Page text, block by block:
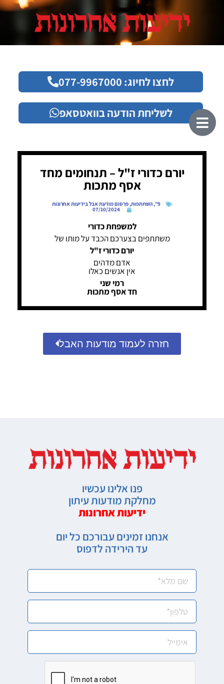
לחצו לחיוג: 077-9967000
לשליחת הודעה בוואטסאפ
יורם כדורי ז"ל – תנחומים מחד
אסף מתכות
9"
,השתתפות,פרסום מודעת אבל בידיעות אחרונות
07/10/2024
למשפחת כדורי
משתתפים בצערכם הכבד על מותו של
יורם כדורי ז"ל
אדם מדהים
אין אנשים כאלו
רמי שני
חד אסף מתכות
חזרה לעמוד מודעות האבל
פנו אלינו עכשיו
מחלקת מודעות עיתון
ידיעות אחרונות
אנחנו זמינים עבורכם כל יום
עד הירידה לדפוס